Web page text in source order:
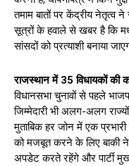
तमाम बातों पर केंद्रीय नेतृत्व
सूत्रों के हवाले से खबर है कि
सांसदों को प्रत्याशी बनाया
राजस्थान में 35 विधायकों की
विधानसभा चुनावों से पहले
जिम्मेदारी भी अलग-अलग
मुताबिक हर जोन में एक प्रभारी
को मजबूत करने के लिए बाकी
अपडेट करते रहेंगे और पार्टी